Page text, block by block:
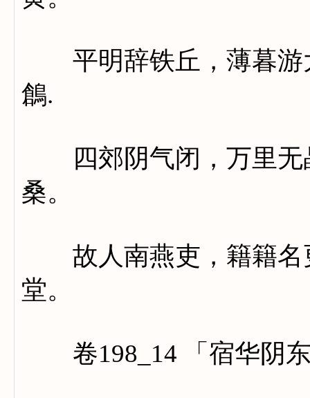
平明辞铁丘，薄暮游
鶬.
四郊阴气闭，万里无
桑。
故人南燕吏，籍籍名
堂。
卷198_14 「宿华阴东